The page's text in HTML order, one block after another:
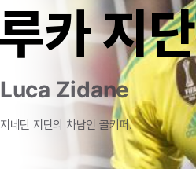
카 지단
Luca Zidane
지네딘 지단의 차남인 골키퍼.